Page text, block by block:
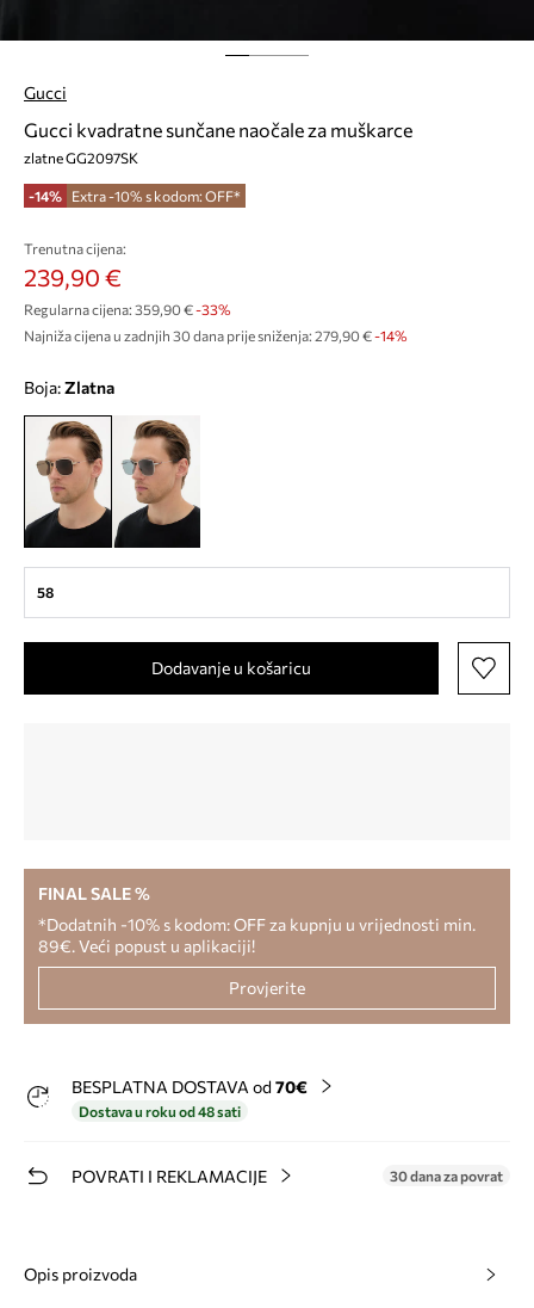
Gucci
Gucci kvadratne sunčane naočale za muškarce
zlatne GG2097SK
-14% Extra -10% s kodom: OFF*
Trenutna cijena:
239,90 €
Regularna cijena: 359,90 €-33%
Najniža cijena u zadnjih 30 dana prije sniženja: 279,90 € -14%
Boja: zlatna
58
Dodavanje u košaricu
FINAL SALE %
*Dodatnih -10% s kodom: OFF za kupnju u vrijednosti min.
89€. Veći popust u aplikaciji!
Provjerite
BESPLATNA DOSTAVA od 70€
Dostava u roku od 48 sati
POVRATI I REKLAMACIJE 30 dana za povrat
Opis proizvoda